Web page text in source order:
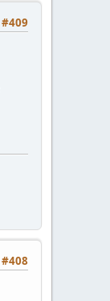
#409
#408